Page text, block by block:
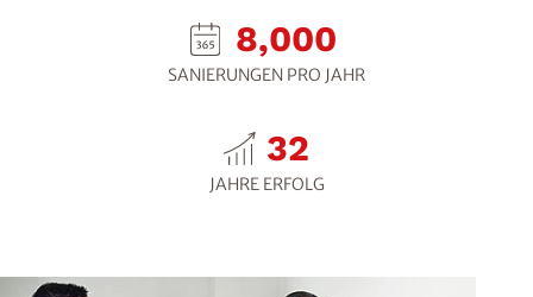
9,400
SANIERUNGEN PRO JAHR
35
JAHRE ERFOLG